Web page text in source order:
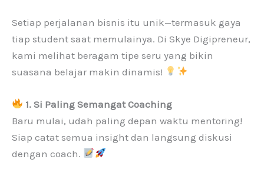
Setiap perjalanan bisnis itu unik—termasuk gaya
tiap student saat memulainya. Di Skye Digipreneur,
kami melihat beragam tipe seru yang bikin
suasana belajar makin dinamis!
1. Si Paling Semangat Coaching
Baru mulai, udah paling depan waktu mentoring!
Siap catat semua insight dan langsung diskusi
dengan coach.